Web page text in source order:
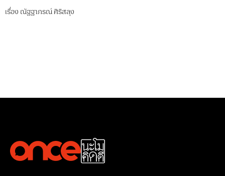
เรื่องณัฐฐาภรณ์ ศิริสลุง